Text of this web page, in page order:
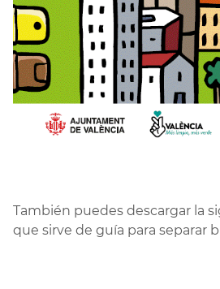
También puedes descargar la
que sirve de guía para separar